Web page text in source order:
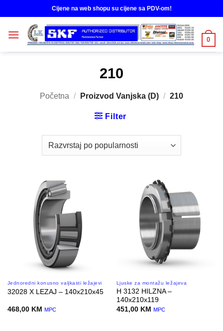
to
content
Cijene na web shopu su cijene sa PDV-om!
0
210
Početna / Proizvod Vanjska (D) / 210
Filter
Jednoredni konusno valjkasti ležajevi
32028 X LEZAJ – 140x210x45
468,00 KM MPC
Ljuske za montažu ležajeva
H 3132 HILZNA –
140x210x119
451,00 KM MPC